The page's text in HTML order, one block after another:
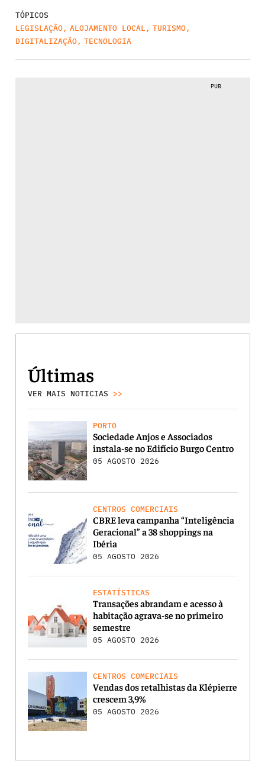
TÓPICOS
LEGISLAÇÃO, ALOJAMENTO LOCAL , TURISMO,
DIGITALIZAÇÃO, TECNOLOGIA
PUB
Últimas
VER MAIS NOTICIAS >>
PORTO
Sociedade Anjos e Associados
instala-se no Edifício Burgo Centro
05 AGOSTO 2026
CENTROS COMERCIAIS
CBRE leva campanha “Inteligência
Geracional” a 38 shoppings na
Ibéria
05 AGOSTO 2026
ESTATÍSTICAS
Transações abrandam e acesso à
habitação agrava-se no primeiro
semestre
05 AGOSTO 2026
CENTROS COMERCIAIS
Vendas dos retalhistas da Klépierre
crescem 3,9%
05 AGOSTO 2026